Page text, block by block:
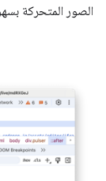
الصور المتحركة